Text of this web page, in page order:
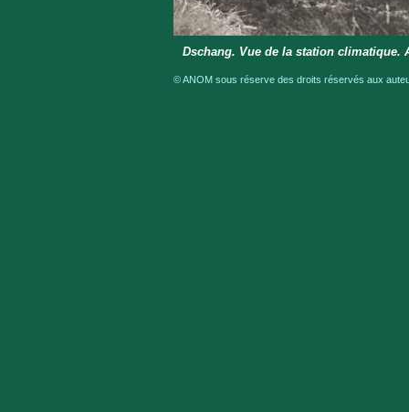
Dschang. Vue de la station climatique.
© ANOM sous réserve des droits réservés aux